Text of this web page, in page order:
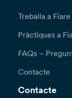
Treballa a
Pràctiques a
FAQs –
Contacte
Contacte